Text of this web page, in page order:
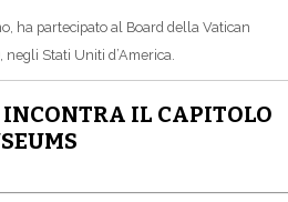
ha partecipato al Board della Vatican
Stati Uniti d’America.
INCONTRA IL CAPITOLO